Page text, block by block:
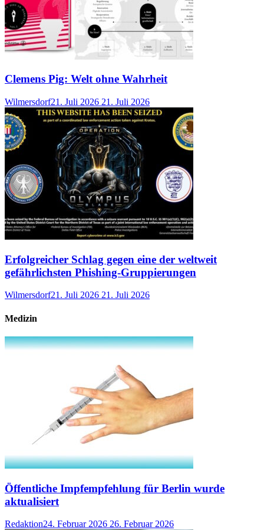
Clemens Pig: Welt ohne Wahrheit
Wilmersdorf21. Juli 2026 21. Juli 2026
Erfolgreicher Schlag gegen eine der weltweit
gefährlichsten Phishing-Gruppierungen
Wilmersdorf21. Juli 2026 21. Juli 2026
Medizin
Öffentliche Impfempfehlung für Berlin wurde
aktualisiert
Redaktion24. Februar 2026 26. Februar 2026